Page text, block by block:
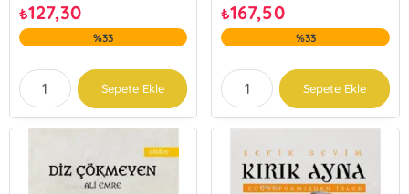
₺127,30
%33
Sepete Ekle
₺167,50
%33
Sepete Ekle